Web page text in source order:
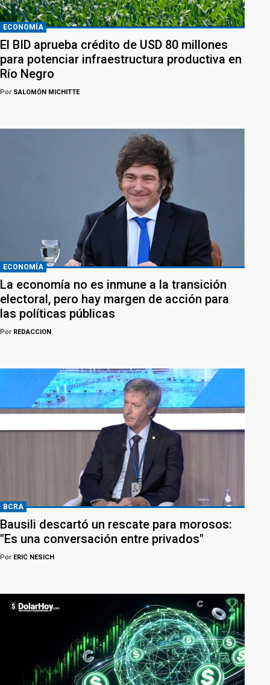
ECONOMÍA
El BID aprueba crédito de USD 80 millones
para potenciar infraestructura productiva en
Río Negro
Por SALOMÓN MICHITTE
ECONOMÍA
La economía no es inmune a la transición
electoral, pero hay margen de acción para
las políticas públicas
Por REDACCION
BCRA
Bausili descartó un rescate para morosos:
"Es una conversación entre privados"
Por ERIC NESICH